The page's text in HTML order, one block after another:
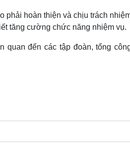
hoàn thiện và chịu trách
tăng cường chức năng nhiệm vụ.
đến các tập đoàn, tổng